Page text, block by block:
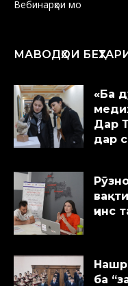
Вебинарҳои мо
МАВОДҲОИ
«Ба
Дар
дар
ҷинс
ба